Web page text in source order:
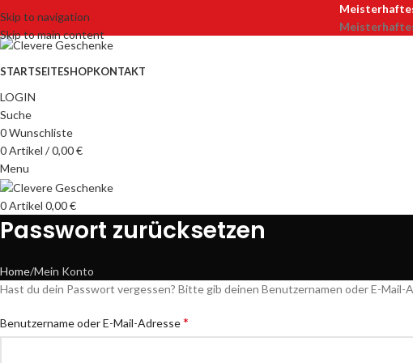
Skip to navigation
Skip to main content
STARTSEITESHOPKONTAKT
LOGIN
Suche
0Wunschliste
0Artikel /0,00€
Menu
0Artikel 0,00€
Passwort zurücksetzen
Home Mein Konto
Hast du dein Passwort vergessen? Bitte gib deinen Benutzernamen oder E-
Benutzername oder E-Mail-Adresse*